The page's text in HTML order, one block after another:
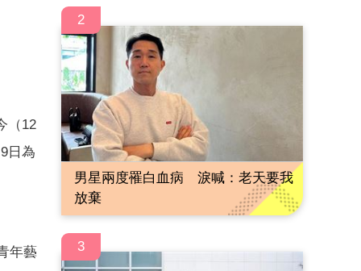
（12
日為
年藝
2
男星兩度罹白血病 淚喊：老天要我
放棄
3